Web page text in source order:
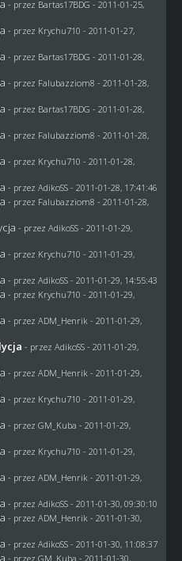
- przez Bartas17BDG - 2011-01-25,
- przez Krychu710 - 2011-01-27,
- przez Bartas17BDG - 2011-01-28,
- przez Falubazziom8 - 2011-01-28,
- przez Bartas17BDG - 2011-01-28,
- przez Falubazziom8 - 2011-01-28,
- przez Krychu710 - 2011-01-28,
- przez AdikoSS - 2011-01-28, 17:41:46
- przez Falubazziom8 - 2011-01-28,
- przez AdikoSS - 2011-01-29,
- przez Krychu710 - 2011-01-29,
- przez AdikoSS - 2011-01-29, 14:55:43
- przez Krychu710 - 2011-01-29,
- przez ADM_Henrik- 2011-01-29,
- przez AdikoSS - 2011-01-29,
- przez ADM_Henrik- 2011-01-29,
- przez Krychu710 - 2011-01-29,
- przez GM_Kuba - 2011-01-29,
- przez Krychu710 - 2011-01-29,
- przez ADM_Henrik- 2011-01-29,
- przez AdikoSS - 2011-01-30, 09:30:10
- przez ADM_Henrik- 2011-01-30,
- przez AdikoSS - 2011-01-30, 11:08:37
- przez GM_Kuba - 2011-01-30,